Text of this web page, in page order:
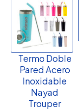
Termo Doble
Pared Acero
Inoxidable
Nayad
Trouper